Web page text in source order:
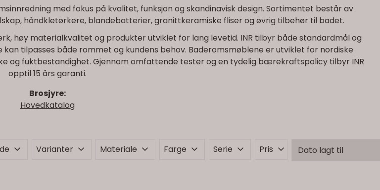
med fokus på kvalitet, funksjon og skandinavisk design. Sortimentet består av
håndkletørkere, blandebatterier, granittkeramiske fliser og øvrig tilbehør til badet.
høy materialkvalitet og produkter utviklet for lang levetid. INR tilbyr både standardmål og
tilpasses både rommet og kundens behov. Baderomsmøblene er utviklet for nordiske
og fuktbestandighet. Gjennom omfattende tester og en tydelig bærekraftspolicy tilbyr INR
opptil 15 års garanti.
Brosjyre:
Hovedkatalog
Varianter Materiale Farge Serie Pris